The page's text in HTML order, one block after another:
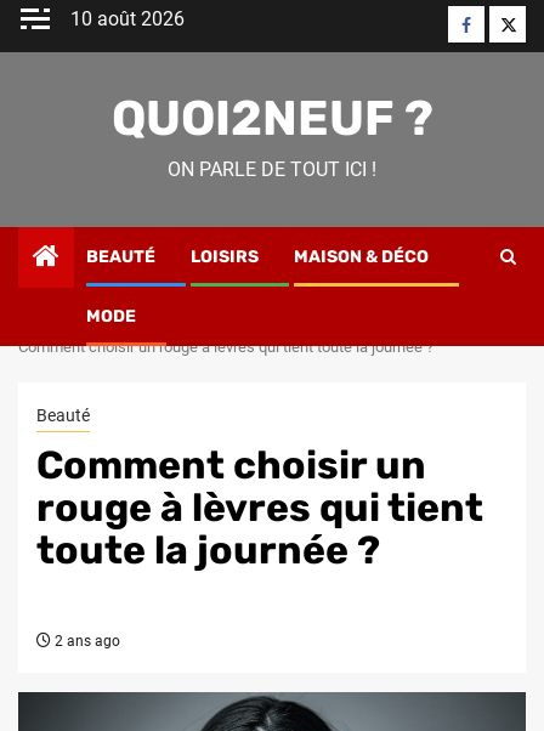
Skip
10 août 2026 Facebook
QUOI2NEUF ?
ON PARLE DE TOUT ICI !
BEAUTÉ LOISIRS MAISON & DÉCO
MODE
Beauté
Comment choisir un rouge à lèvres qui tient toute la journée ?
Beauté
Comment choisir un
rouge à lèvres qui tient
toute la journée ?
2 ans ago